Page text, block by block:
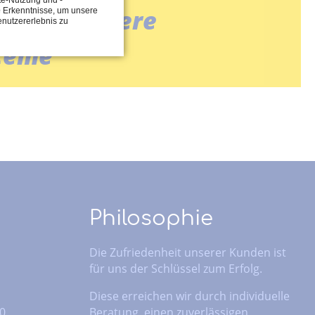
für andere
Philosophie
Die Zufriedenheit unserer Kunden ist
für uns der Schlüssel zum Erfolg.
Diese erreichen wir durch individuelle
Beratung, einen zuverlässigen
um unsere
zu